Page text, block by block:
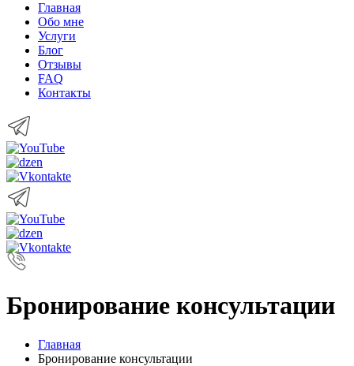
Главная
Обо мне
Услуги
Блог
Отзывы
FAQ
Контакты
Бронирование консультации
Главная
Бронирование консультации